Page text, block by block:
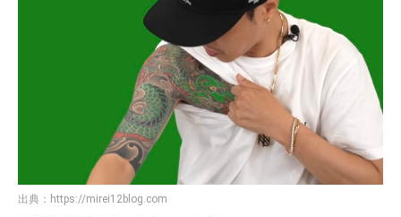
出典： https://mirei12blog.com